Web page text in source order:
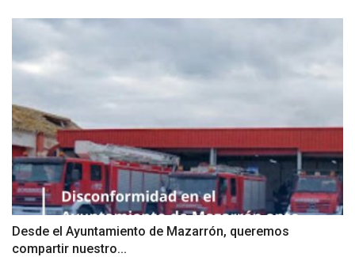
Desde el Ayuntamiento de Mazarrón, queremos
compartir nuestro...